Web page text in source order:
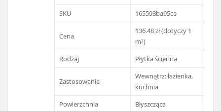
SKU
165593ba95ce
Cena
136.48 zł (dotyczy 1
m²)
Rodzaj
Płytka ścienna
Zastosowanie
Wewnątrz: łazienka,
kuchnia
Powierzchnia
Błyszcząca